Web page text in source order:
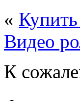
«
Видео
К